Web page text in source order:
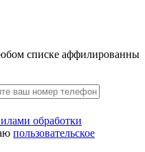
списке аффилированны
обработки
пользовательское